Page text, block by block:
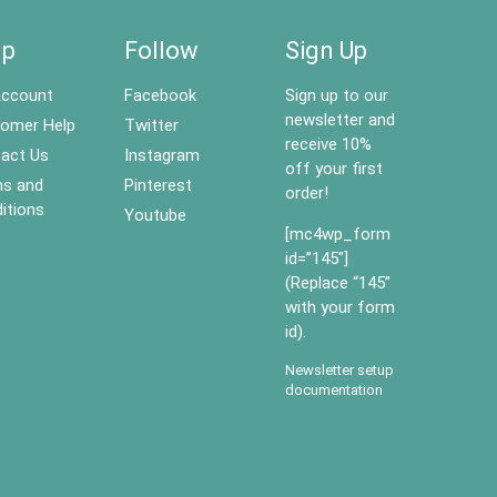
Help
Us
and
Follow
Facebook
Twitter
Instagram
Pinterest
Youtube
Sign Up
Sign up to our
newsletter and
receive 10%
off your first
order!
[mc4wp_form
id=”145″]
(Replace “145”
with your form
id).
Newsletter setup
documentation